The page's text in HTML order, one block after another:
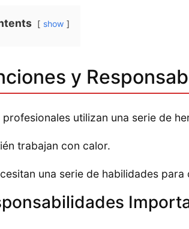
show
y
profesionales utilizan una serie de
trabajan con calor.
una serie de habilidades